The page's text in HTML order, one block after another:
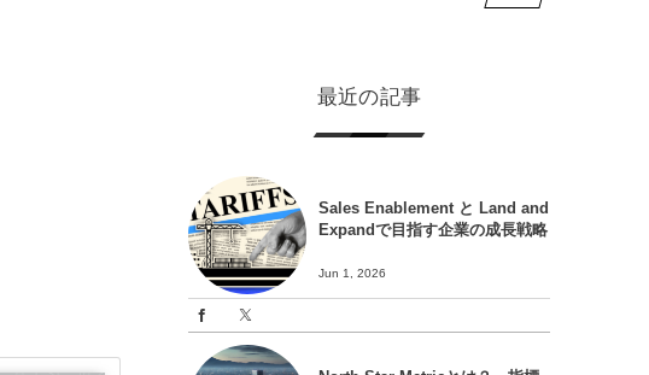
最近の記事
Sales Enablement と Land and
Expandで目指す企業の成長戦略
Jun 1, 2026